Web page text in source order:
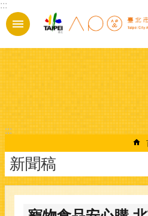
跳到主要內容區塊
:::
:::
新聞稿